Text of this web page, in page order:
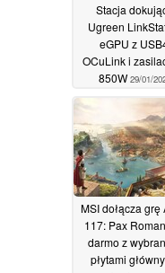
Stacja
Ugreen
eGPU z
OCuLink i
850W29/01/
MSI dołącza grę
117: Pax
darmo z
płytami